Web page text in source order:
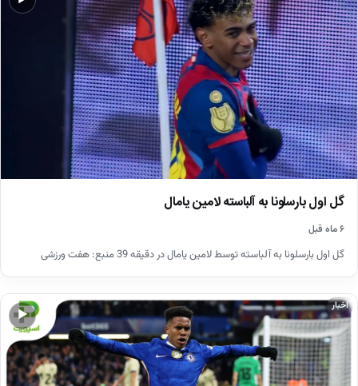
گل اول بارسلونا به آلباسته لامین یامال
۶ ماه قبل
گل اول بارسلونا به آلباسته توسط لامین یامال در دقیقه 39 منبع: هفت ورزشی
▶
اخبار